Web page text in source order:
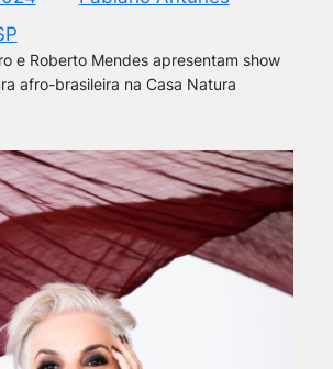
e Roberto Mendes apresentam show
afro-brasileira na Casa Natura